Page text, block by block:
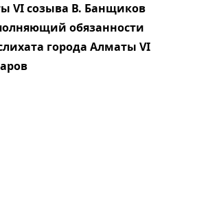
VI созыва В. Банщиков
обязанности
города Алматы VI